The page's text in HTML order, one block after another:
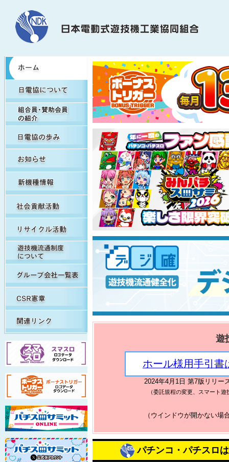
HOME
日電協について
組合員・賛助会員の紹介
日電協の歩み（関連事象を含む）
お知らせ
新機種情報
社会貢献活動
リサイクル活動
遊技機流通制度について
グループ会社一覧表
CSR憲章
関連リンク集
遊
ホール様用手引書
2024年4月1日 第7版リリー
（委託規程の変更、スマート遊
（ウインドウが開かない
パチンコ・パチスロ